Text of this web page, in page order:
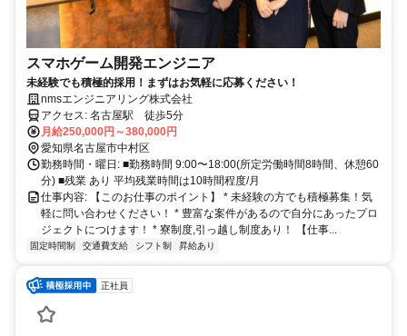
スマホゲーム開発エンジニア
未経験でも積極的採用！まずはお気軽に応募ください！
nmsエンジニアリング株式会社
アクセス: 名古屋駅 徒歩5分
月給250,000円～380,000円
愛知県名古屋市中村区
勤務時間・曜日: ■勤務時間 9:00〜18:00(所定労働時間8時間、休憩60
分) ■残業 あり 平均残業時間は10時間程度/月
仕事内容: 【このお仕事のポイント】 * 未経験の方でも積極募集！気
軽に問い合わせください！ * 豊富な案件があるので自分にあったプロ
ジェクトにつけます！ * 寮制度,引っ越し制度あり！ 【仕事...
固定時間制 交通費支給 シフト制 昇給あり
正社員